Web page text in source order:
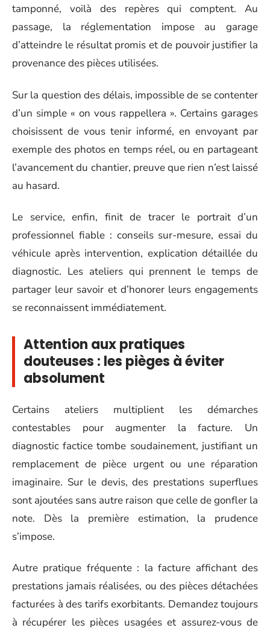
tamponné, voilà des repères qui comptent. Au
passage, la réglementation impose au garage
d’atteindre le résultat promis et de pouvoir justifier la
provenance des pièces utilisées.
Sur la question des délais, impossible de se contenter
d’un simple « on vous rappellera ». Certains garages
choisissent de vous tenir informé, en envoyant par
exemple des photos en temps réel, ou en partageant
l’avancement du chantier, preuve que rien n’est laissé
au hasard.
Le service, enfin, finit de tracer le portrait d’un
professionnel fiable : conseils sur-mesure, essai du
véhicule après intervention, explication détaillée du
diagnostic. Les ateliers qui prennent le temps de
partager leur savoir et d’honorer leurs engagements
se reconnaissent immédiatement.
Attention aux pratiques
douteuses : les pièges à éviter
absolument
Certains ateliers multiplient les démarches
contestables pour augmenter la facture. Un
diagnostic factice tombe soudainement, justifiant un
remplacement de pièce urgent ou une réparation
imaginaire. Sur le devis, des prestations superflues
sont ajoutées sans autre raison que celle de gonfler la
note. Dès la première estimation, la prudence
s’impose.
Autre pratique fréquente : la facture affichant des
prestations jamais réalisées, ou des pièces détachées
facturées à des tarifs exorbitants. Demandez toujours
à récupérer les pièces usagées et assurez-vous de